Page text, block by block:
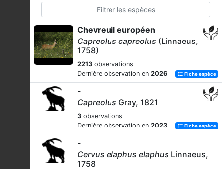
Chevreuil européen
Capreolus capreolus (Linnaeus,
1758)
2213 observations
Dernière observation en 2026 Fiche espèce
-
Capreolus Gray, 1821
3 observations
Dernière observation en 2023 Fiche espèce
-
Cervus elaphus elaphus Linnaeus,
1758